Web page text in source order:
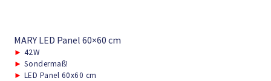
MARY LED Panel 60×60 cm
► 42W
► Sondermaß!
► LED Panel 60x60 cm